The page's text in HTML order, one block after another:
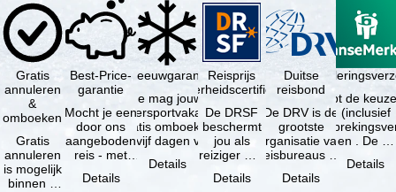
Gratis
annuleren
&
omboeken
Gratis
annuleren
is mogelijk
binnen 5
Best-Price-
garantie
Mocht je een
door ons
aangeboden
reis - met
beschikbaarheid
Details
Sneeuwgarantie
Je mag jouw
wintersportvakantie
gratis omboeken
als vijf dagen voor
Details
Reisprijs
zekerheidscertificaat
De DRSF
beschermt
jou als
reiziger met
pakketreis
Details
Duitse
reisbond
De DRV is de
grootste
organisatie van
reisbureaus en
in Duitsland. …
Details
Je hebt de
(inclusief
en . De …
Details